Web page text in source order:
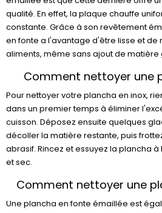
qualité. En effet, la plaque chauffe
constante. Grâce à son revêtement
en fonte a l'avantage d'être lisse et de
aliments, même sans ajout de
Comment nettoyer une
Pour nettoyer votre plancha en inox,
dans un premier temps à éliminer
cuisson. Déposez ensuite quelques
décoller la matière restante, puis
abrasif. Rincez et essuyez la plancha
et sec.
Comment nettoyer une
Une plancha en fonte émaillée est